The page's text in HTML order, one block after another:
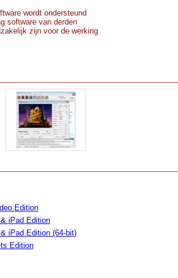
wordt ondersteund
software van derden
zijn voor de werking
Edition
iPad Edition
iPad Edition (64-bit)
Edition